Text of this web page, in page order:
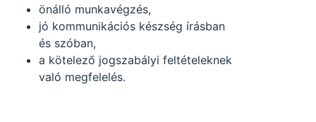
önálló munkavégzés,
jó kommunikációs készség írásban
és szóban,
a kötelező jogszabályi feltételeknek
való megfelelés.